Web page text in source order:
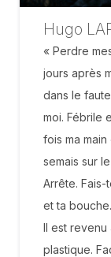
Hugo
« Perdre
jours après
dans le
moi. Fébrile
fois ma
semais sur
Arrête. Fais-
et ta
Il est
plastique.